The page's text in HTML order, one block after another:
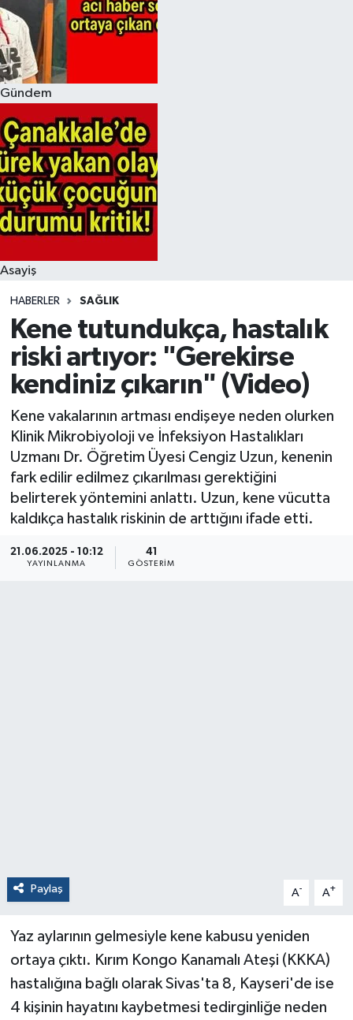
Gündem
Asayiş
HABERLER SAĞLIK
Kene tutundukça, hastalık
riski artıyor: "Gerekirse
kendiniz çıkarın" (Video)
Kene vakalarının artması endişeye neden olurken
Klinik Mikrobiyoloji ve İnfeksiyon Hastalıkları
Uzmanı Dr. Öğretim Üyesi Cengiz Uzun, kenenin
fark edilir edilmez çıkarılması gerektiğini
belirterek yöntemini anlattı. Uzun, kene vücutta
kaldıkça hastalık riskinin de arttığını ifade etti.
21.06.2025 - 10:12
YAYINLANMA
41
GÖSTERIM
Paylaş A- A+
Yaz aylarının gelmesiyle kene kabusu yeniden
ortaya çıktı. Kırım Kongo Kanamalı Ateşi (KKKA)
hastalığına bağlı olarak Sivas'ta 8, Kayseri'de ise
4 kişinin hayatını kaybetmesi tedirginliğe neden